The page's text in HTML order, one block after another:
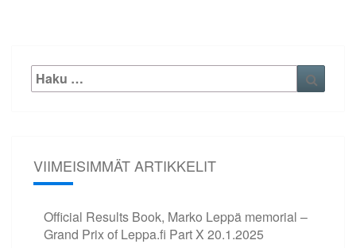
Etsi:
VIIMEISIMMÄT ARTIKKELIT
Official Results Book, Marko Leppä memorial –
Grand Prix of Leppa.fi Part X 20.1.2025